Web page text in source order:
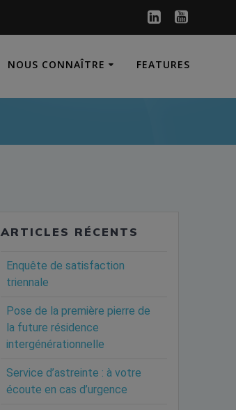
NOUS CONNAÎTRE FEATURES
ARTICLES RÉCENTS
Enquête de satisfaction
triennale
Pose de la première pierre de
la future résidence
intergénérationnelle
Service d’astreinte : à votre
écoute en cas d’urgence